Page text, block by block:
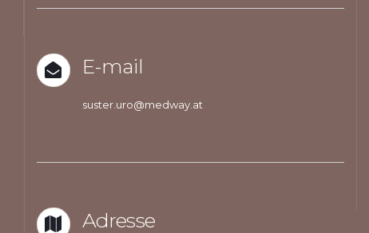
E-mail
suster.uro@medway.at
Adresse